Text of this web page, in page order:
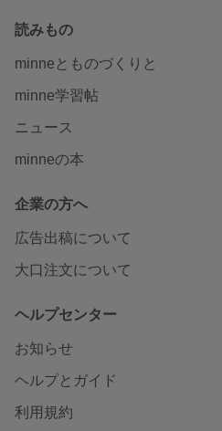
読みもの
minneとものづくりと
minne学習帖
ニュース
minneの本
企業の方へ
広告出稿について
大口注文について
ヘルプセンター
お知らせ
ヘルプとガイド
利用規約